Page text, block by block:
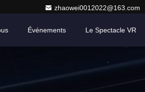
zhaowei0012022@163.com
Événements Le Spectacle VR